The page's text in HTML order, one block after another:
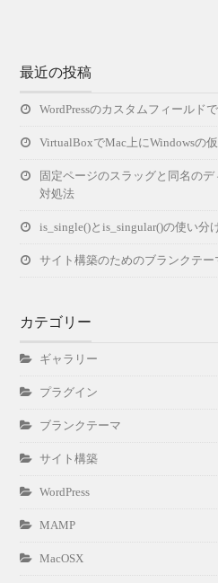
最近の投稿
WordPressのカスタムフィールド
VirtualBoxでMac上にWindowsの
固定ページのスラッグと同名の
対処法
is_single()とis_singular()の使い分
サイト構築のためのブランクテー
カテゴリー
ギャラリー
プラグイン
ブランクテーマ
サイト構築
WordPress
MAMP
MacOSX